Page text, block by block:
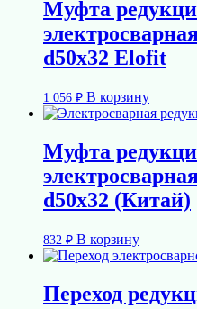
Муфта
d50х32 Elofit
1 056 ₽ В корзину
Муфта
d50х32 (Китай)
832 ₽ В корзину
Переход